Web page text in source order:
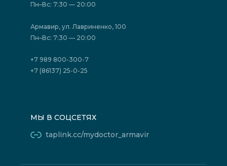
Политика конфиденциальности
Акции
Отзывы
Государственные программы
Юридическим лицам
Пн–Вс: 7:30 — 20:00
Армавир, ул. Лавриненко, 100
Пн–Вс: 7:30 — 20:00
+7 989 800-300-7
+7 (86137) 25-0-25
МЫ В СОЦСЕТЯХ
taplink.cc/mydoctor_armavir